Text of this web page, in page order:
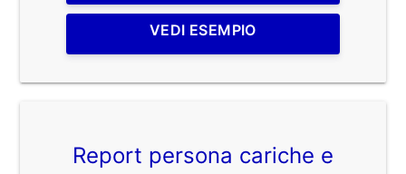
VEDI ESEMPIO
Report persona cariche e